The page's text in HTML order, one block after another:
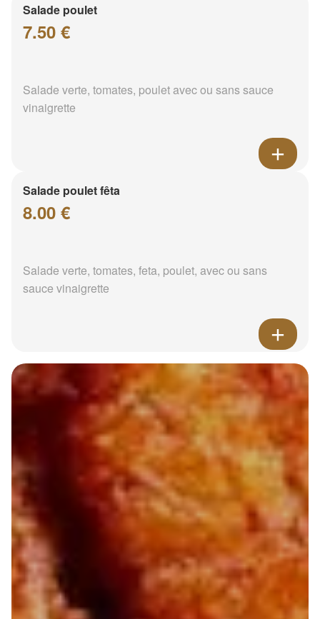
Salade poulet
7.50 €
Salade verte, tomates, poulet avec ou sans sauce
vinaigrette
Salade poulet fêta
8.00 €
Salade verte, tomates, feta, poulet, avec ou sans
sauce vinaigrette